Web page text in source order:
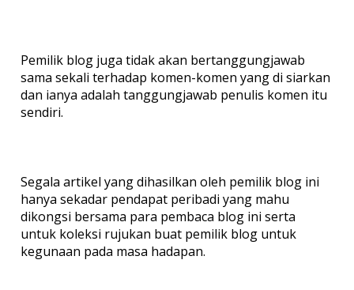
Pemilik blog juga tidak akan bertanggungjawab
sama sekali terhadap komen-komen yang di siarkan
dan ianya adalah tanggungjawab penulis komen itu
sendiri.
Segala artikel yang dihasilkan oleh pemilik blog ini
hanya sekadar pendapat peribadi yang mahu
dikongsi bersama para pembaca blog ini serta
untuk koleksi rujukan buat pemilik blog untuk
kegunaan pada masa hadapan.